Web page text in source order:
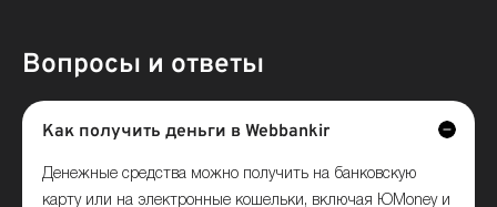
Вопросы и ответы
Как получить деньги в Webbankir
Денежные средства можно получить на банковскую
карту или на электронные кошельки, включая ЮMoney и